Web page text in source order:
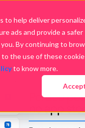
to help deliver
ads and provide a safer
By continuing to
the use of these
to know more.